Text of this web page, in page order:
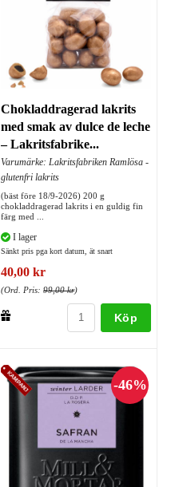
Chokladdragerad lakrits
med smak av dulce de leche
– Lakritsfabrike...
Varumärke: Lakritsfabriken Ramlösa -
glutenfri lakrits
(bäst före 18/9-2026) 200 g
chokladdragerad lakrits i en guldig fin
färg med ...
I lager
Sänkt pris pga kort datum, ät snart
40,00 kr
(Ord. Pris: 99,00 kr)
Köp